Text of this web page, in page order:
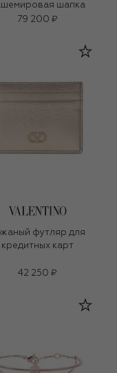
шапка
79 200 ₽
футляр для
кредитных карт
42 250 ₽